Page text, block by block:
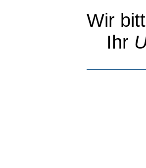
Wir
Ihr